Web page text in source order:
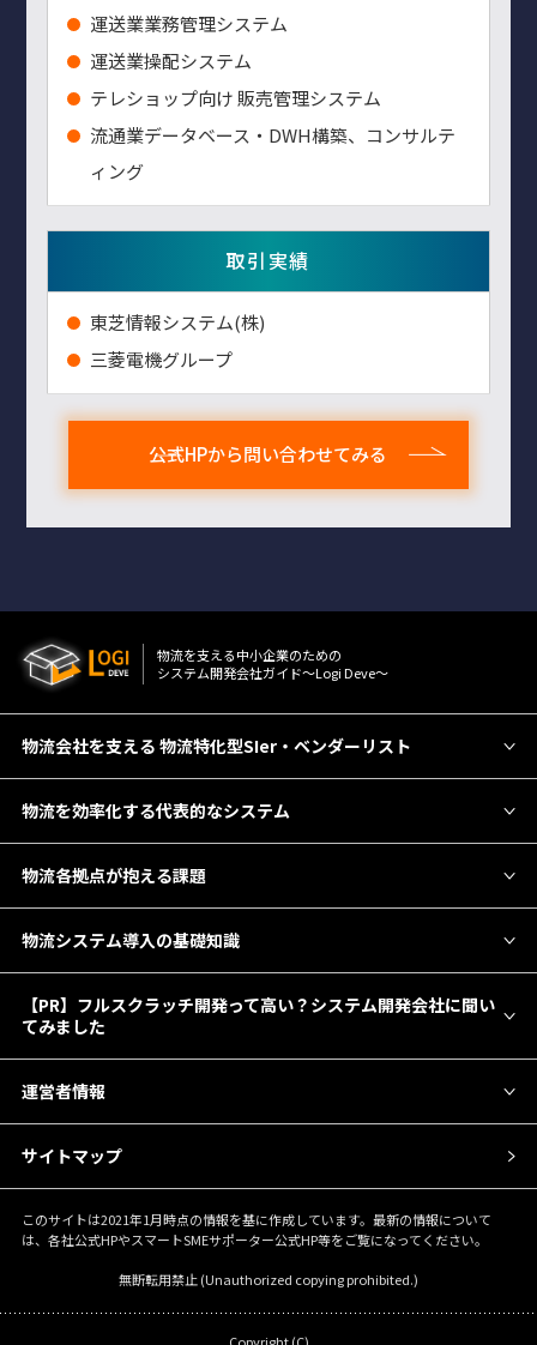
運送業業務管理システム
運送業操配システム
テレショップ向け 販売管理システム
流通業データベース・DWH構築、コンサルテ
ィング
取引実績
東芝情報システム(株)
三菱電機グループ
公式HPから問い合わせてみる
物流を⽀える中⼩企業のための
システム開発会社ガイド〜Logi Deve〜
物流会社を支える 物流特化型SIer・ベンダーリスト
物流を効率化する代表的なシステム
物流各拠点が抱える課題
物流システム導入の基礎知識
【PR】フルスクラッチ開発って高い？システム開発会社に聞い
てみました
運営者情報
サイトマップ
このサイトは2021年1月時点の情報を基に作成しています。最新の情報について
は、各社公式HPやスマートSMEサポーター公式HP等をご覧になってください。
無断転用禁止 (Unauthorized copying prohibited.)